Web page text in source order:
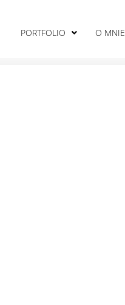
PORTFOLIO O MNIE